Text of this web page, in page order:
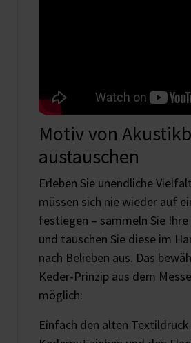
Motiv von
austauschen
Erleben Sie unendliche
müssen sich nie wieder auf
festlegen – sammeln Sie
und tauschen Sie diese im
nach Belieben aus. Das
Keder-Prinzip aus dem
möglich:
Einfach den alten